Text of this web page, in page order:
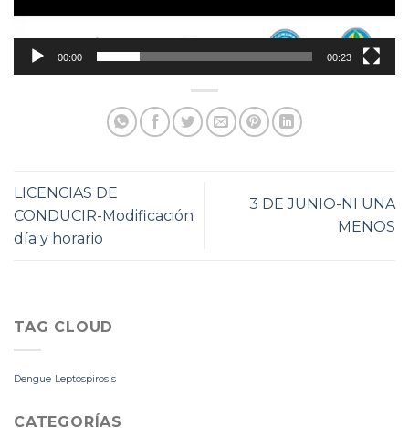
00:00 00:23
LICENCIAS DE
CONDUCIR-Modificación
día y horario
3 DE JUNIO-NI UNA
MENOS
TAG CLOUD
Dengue Leptospirosis
CATEGORÍAS